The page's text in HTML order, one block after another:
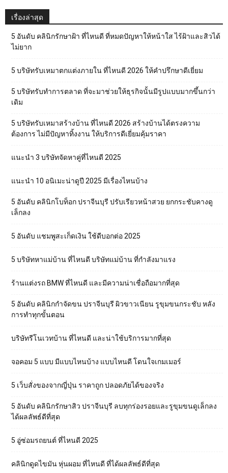
เรื่องล่าสุด
5 อันดับ คลินิกรักษาฝ้า ที่ไหนดี ที่หมดปัญหาให้หน้าใส ไร้ฝ้าและสิวได้
ไม่ยาก
5 บริษัทรับเหมาตกแต่งภายใน ที่ไหนดี 2026 ให้คำปรึกษาดีเยี่ยม
5 บริษัทรับทำการตลาด ที่จะมาช่วยให้ธุรกิจนั้นมีรูปแบบมากขึ้นกว่า
เดิม
5 บริษัทรับเหมาสร้างบ้าน ที่ไหนดี 2026 สร้างบ้านได้ตรงความ
ต้องการ ไม่มีปัญหาทิ้งงาน ให้บริการดีเยี่ยมคุ้มราคา
แนะนำ 3 บริษัทจัดหาคู่ที่ไหนดี 2025
แนะนำ 10 อนิเมะน่าดูปี 2025 มีเรื่องไหนบ้าง
5 อันดับ คลินิกโบท็อก ปราจีนบุรี ปรับเรียวหน้าสวย ยกกระชับคางดู
เล็กลง
5 อันดับ แชมพูสะเก็ดเงิน ใช้ดีบอกต่อ 2025
5 บริษัทหาแม่บ้าน ที่ไหนดี บริษัทแม่บ้าน ที่กำลังมาแรง
ร้านแต่งรถ BMW ที่ไหนดี และมีความน่าเชื่อถือมากที่สุด
5 อันดับ คลินิกกำจัดขน ปราจีนบุรี ผิวขาวเนียน รูขุมขนกระชับ หลัง
การทำทุกขั้นตอน
บริษัทรีโนเวทบ้าน ที่ไหนดี และน่าใช้บริการมากที่สุด
จอคอม 5 แบบ มีแบบไหนบ้าง แบบไหนดี โดนใจเกมเมอร์
5 เว็บสั่งของจากญี่ปุ่น ราคาถูก ปลอดภัยได้ของจริง
5 อันดับ คลินิกรักษาสิว ปราจีนบุรี ลบทุกร่องรอยและรูขุมขนดูเล็กลง
ได้ผลลัพธ์ดีที่สุด
5 อู่ซ่อมรถยนต์ ที่ไหนดี 2025
คลินิกดูดไขมัน หุ่นผอม ที่ไหนดี ที่ได้ผลลัพธ์ดีที่สุด